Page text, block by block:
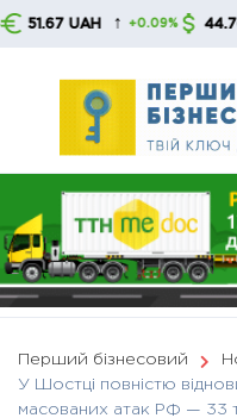
Skip
UAH ↑ +0.09% 44.76 UAH
Перший бізнесовий
У Шостці повністю
масованих атак РФ — 33